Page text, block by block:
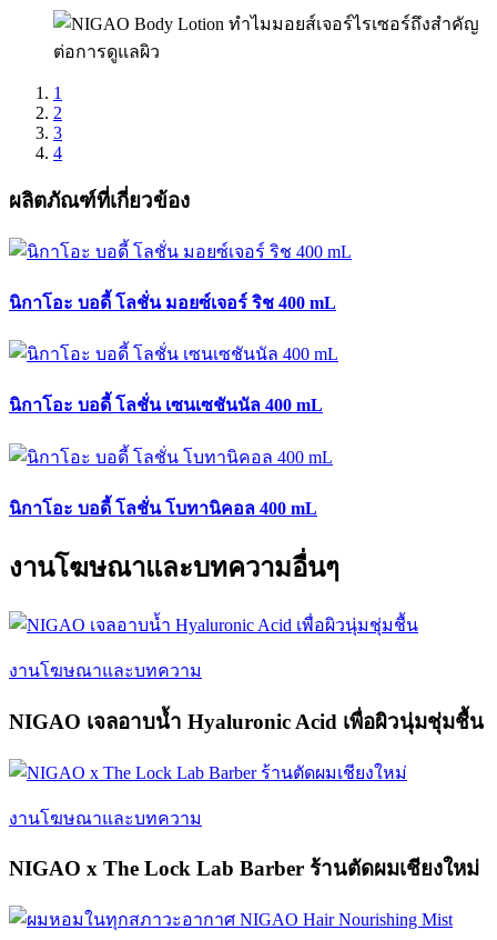
1
2
3
4
ผลิตภัณฑ์ที่เกี่ยวข้อง
นิกาโอะ บอดี้ โลชั่น มอยซ์เจอร์ ริช 400 mL
นิกาโอะ บอดี้ โลชั่น เซนเซชันนัล 400 mL
นิกาโอะ บอดี้ โลชั่น โบทานิคอล 400 mL
งานโฆษณาและบทความอื่นๆ
งานโฆษณาและบทความ
NIGAO เจลอาบน้ำ Hyaluronic Acid เพื่อผิวนุ่มชุ่มชื้น
งานโฆษณาและบทความ
NIGAO x The Lock Lab Barber ร้านตัดผมเชียงใหม่